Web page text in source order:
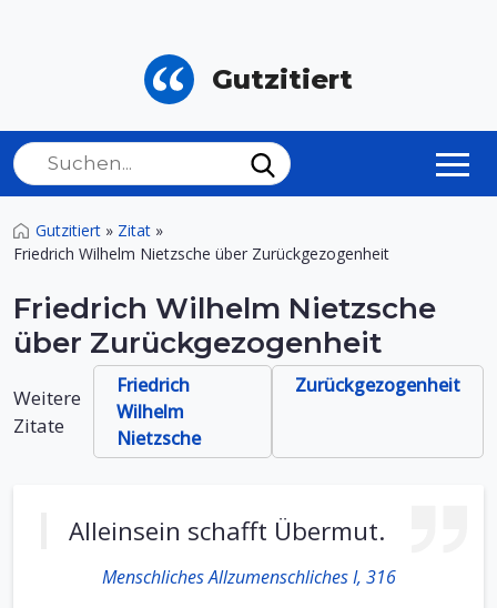
Gutzitiert
Gutzitiert » Zitat »
Friedrich Wilhelm Nietzsche über Zurückgezogenheit
Friedrich Wilhelm Nietzsche
über Zurückgezogenheit
Weitere
Zitate
Friedrich
Wilhelm
Nietzsche
Zurückgezogenheit
Alleinsein schafft Übermut.
Menschliches Allzumenschliches I, 316